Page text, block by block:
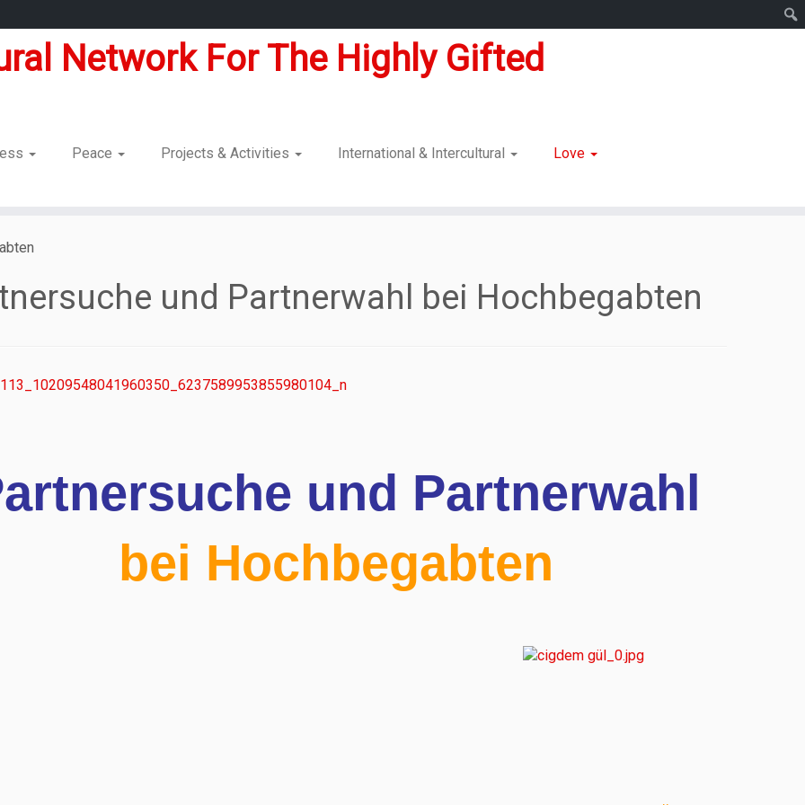
Network For The Highly Gifted
Peace Projects & Activities International & Intercultural Love
und Partnerwahl bei Hochbegabten
und Partnerwahl
bei Hochbegabten